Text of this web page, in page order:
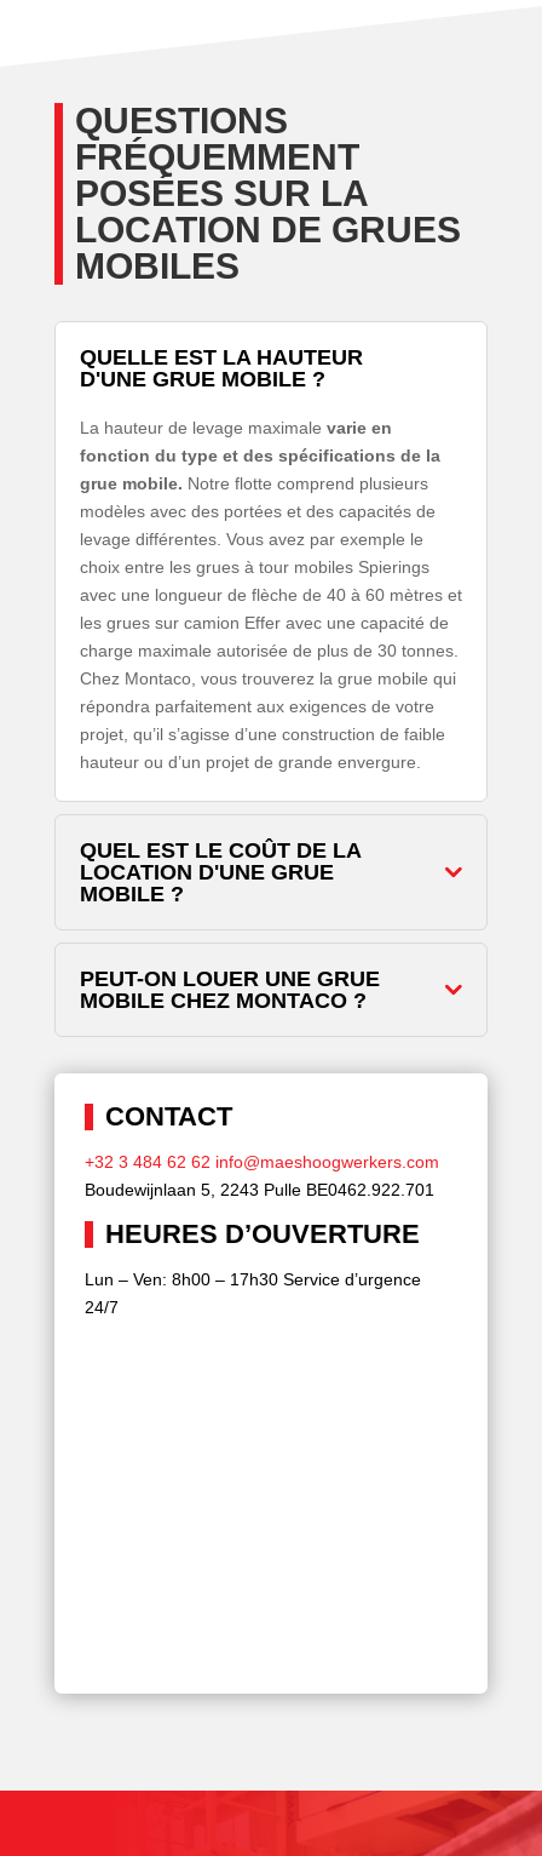
QUESTIONS
FRÉQUEMMENT
POSÉES SUR LA
LOCATION DE GRUES
MOBILES
QUELLE EST LA HAUTEUR
D'UNE GRUE MOBILE ?
La hauteur de levage maximale varie en
fonction du type et des spécifications de la
grue mobile. Notre flotte comprend plusieurs
modèles avec des portées et des capacités de
levage différentes. Vous avez par exemple le
choix entre les grues à tour mobiles Spierings
avec une longueur de flèche de 40 à 60 mètres et
les grues sur camion Effer avec une capacité de
charge maximale autorisée de plus de 30 tonnes.
Chez Montaco, vous trouverez la grue mobile qui
répondra parfaitement aux exigences de votre
projet, qu’il s’agisse d’une construction de faible
hauteur ou d’un projet de grande envergure.
QUEL EST LE COÛT DE LA
LOCATION D'UNE GRUE
MOBILE ?
PEUT-ON LOUER UNE GRUE
MOBILE CHEZ MONTACO ?
CONTACT
+32 3 484 62 62 info@maeshoogwerkers.com
Boudewijnlaan 5, 2243 Pulle BE0462.922.701
HEURES D’OUVERTURE
Lun – Ven: 8h00 – 17h30 Service d’urgence
24/7